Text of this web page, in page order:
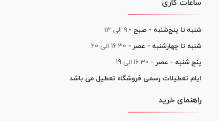
ساعات کاری
شنبه تا پنج‌شنبه - صبح - ۹ الی ۱۳
شنبه تا چهارشنبه - عصر - 16:30 الی 20
پنج شنبه - عصر - 16:30 الی 19
ایام تعطیلات رسمی فروشگاه تعطیل می باشد
راهنمای خرید